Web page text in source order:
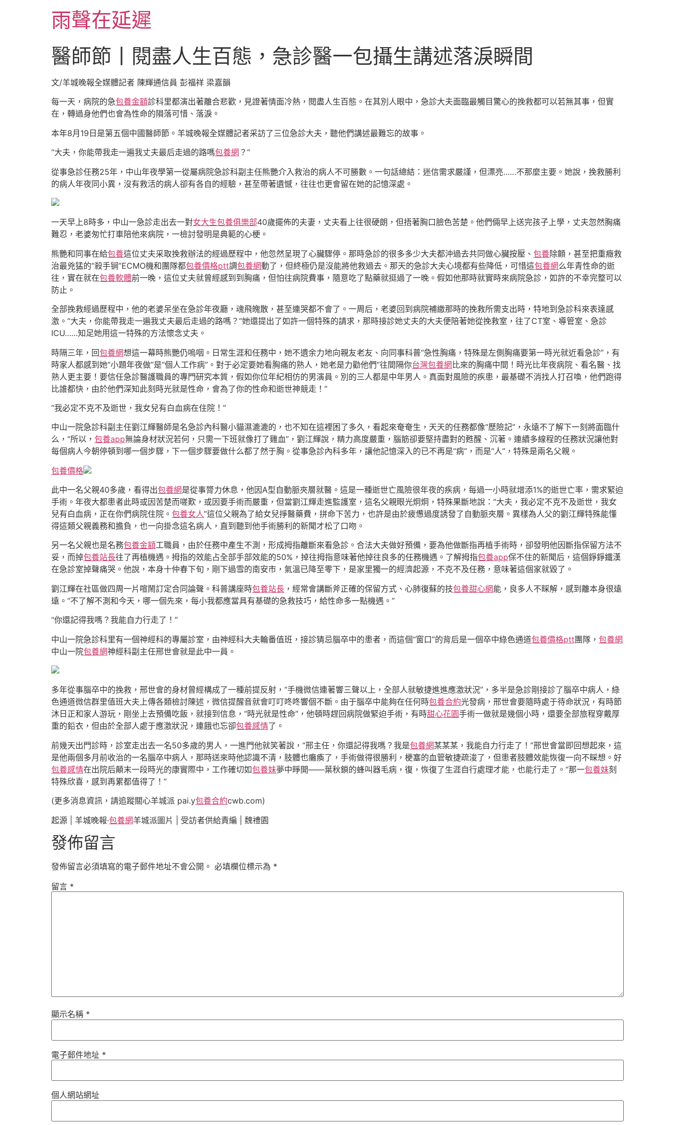
雨聲在延遲
醫師節丨閱盡人生百態，急診醫一包攝生講述落淚瞬間
文/羊城晚報全媒體記者 陳輝通信員 彭福祥 梁嘉韻
每一天，病院的急包養金額診科里都演出著離合悲歡，見證著情面冷熱，閱盡人生百態。在其別人眼中，急診大夫面臨最觸目驚心的挽救都可以若無其事，但實
在，轉過身他們也會為性命的隕落可惜、落淚。
本年8月19日是第五個中國醫師節。羊城晚報全媒體記者采訪了三位急診大夫，聽他們講述最難忘的故事。
“大夫，你能帶我走一遍我丈夫最后走過的路嗎包養網 ？”
從事急診任務25年，中山年夜學第一從屬病院急診科副主任熊艷介入救治的病人不可勝數。一句話總結：迷信需求嚴謹，但漂亮……不那麼主要。她說，挽救勝利
的病人年夜同小異，沒有救活的病人卻有各自的經驗，甚至帶著遺憾，往往也更會留在她的記憶深處。
一天早上8時多，中山一急診走出去一對女大生包養俱樂部40歲擺佈的夫妻，丈夫看上往很硬朗，但捂著胸口臉色苦楚。他們倆早上送完孩子上學，丈夫忽然胸痛
難忍，老婆匆忙打車陪他來病院，一檢討發明是典範的心梗。
熊艷和同事在給包養這位丈夫采取挽救辦法的經過歷程中，他忽然呈現了心臟驟停。那時急診的很多多少大夫都沖過去共同做心臟按壓、 包養除顫，甚至把重癥救
治最兇猛的“殺手锏”ECMO機和團隊都包養價格ptt調包養網動了，但終極仍是沒能將他救過去。那天的急診大夫心境都有些降低，可惜這包養網么年青性命的逝
往，實在就在包養軟體前一晚，這位丈夫就曾經感到到胸痛，但怕往病院費事，隨意吃了點藥就挺過了一晚。假如他那時就實時來病院急診，如許的不幸完整可以
防止。
全部挽救經過歷程中，他的老婆呆坐在急診年夜廳，魂飛魄散，甚至連哭都不會了。一周后，老婆回到病院補繳那時的挽救所需支出時，特地到急診科來表達感
激。“大夫，你能帶我走一遍我丈夫最后走過的路嗎？”她還提出了如許一個特殊的請求，那時接診她丈夫的大夫便陪著她從挽救室，往了CT室、導管室、急診
ICU……知足她用這一特殊的方法懷念丈夫。
時隔三年，回包養網想這一幕時熊艷仍嗚咽。日常生涯和任務中，她不遺余力地向親友老友、向同事科普“急性胸痛，特殊是左側胸痛要第一時光就近看急診”，有
時家人都感到她“小題年夜做”是“個人工作病”。對于必定要她看胸痛的熟人，她老是力勸他們“往間隔你台灣包養網比來的胸痛中間！時光比年夜病院、看名醫、找
熟人更主要！要信任急診醫護職員的專門研究本質，假如你位年紀相仿的男演員。別的三人都是中年男人。真面對風險的疾患，最基礎不消找人打召喚，他們跑得
比誰都快，由於他們深知此刻時光就是性命，會為了你的性命和逝世神競走！”
“我必定不克不及逝世，我女兒有白血病在住院！”
中山一院急診科副主任劉江輝醫師是名急診內科醫小貓濕漉漉的，也不知在這裡困了多久，看起來奄奄生，天天的任務都像“歷險記”，永遠不了解下一刻將面臨什
么，“所以， 包養app無論身材狀況若何，只需一下班就像打了雞血”，劉江輝說，精力高度嚴重，腦筋卻要堅持盡對的甦醒、沉著。連續多線程的任務狀況讓他對
每個病人今朝停頓到哪一個步驟，下一個步驟要做什么都了然于胸。從事急診內科多年，讓他記憶深入的已不再是“病”，而是“人”，特殊是兩名父親。
包養價格
此中一名父親40多歲，看得出包養網是從事膂力休息，他因A型自動脈夾層就醫。這是一種逝世亡風險很年夜的疾病，每過一小時就增添1%的逝世亡率，需求緊迫
手術。年夜大都患者此時或因苦楚而嗟歎，或因要手術而嚴重，但當劉江輝走進監護室，這名父親眼光炯炯，特殊果斷地說：“大夫，我必定不克不及逝世，我女
兒有白血病，正在你們病院住院。 包養女人”這位父親為了給女兒掙醫藥費，拼命下苦力，也許是由於疲憊過度誘發了自動脈夾層。異樣為人父的劉江輝特殊能懂
得這類父親義務和擔負，也一向掛念這名病人，直到聽到他手術勝利的新聞才松了口吻。
另一名父親也是名務包養金額工職員，由於任務中產生不測，形成拇指離斷來看急診。合法大夫做好預備，要為他做斷指再植手術時，卻發明他因斷指保留方法不
妥，而掉包養站長往了再植機遇。拇指的效能占全部手部效能的50%，掉往拇指意味著他掉往良多的任務機遇。了解拇指包養app保不住的新聞后，這個錚錚鐵漢
在急診室掉聲痛哭。他說，本身十仲春下旬，剛下過雪的南安市，氣溫已降至零下，是家里獨一的經濟起源，不克不及任務，意味著這個家就毀了。
劉江輝在社區做四周一片喧鬧訂定合同論聲。科普講座時包養站長 ，經常會講斷斧正確的保留方式、心肺復蘇的技包養甜心網能，良多人不睬解，感到離本身很遠
遠。“不了解不測和今天，哪一個先來，每小我都應當具有基礎的急救技巧，給性命多一點機遇。”
“你還記得我嗎？我能自力行走了！”
中山一院急診科里有一個神經科的專屬診室，由神經科大夫輪番值班，接診猜忌腦卒中的患者，而這個“窗口”的背后是一個卒中綠色通道包養價格ptt團隊， 包養網
中山一院包養網神經科副主任邢世會就是此中一員。
多年從事腦卒中的挽救，邢世會的身材曾經構成了一種前提反射，“手機微信連著響三聲以上，全部人就敏捷進進應激狀況”，多半是急診剛接診了腦卒中病人，綠
色通道微信群里值班大夫上傳各類檢討陳述，微信提醒音就會叮叮咚咚響個不斷。由于腦卒中能夠在任何時包養合約光發病，邢世會要隨時處于待命狀況，有時節
沐日正和家人游玩，剛坐上去預備吃飯，就接到信息，“時光就是性命”，他頓時趕回病院做緊迫手術，有時甜心花園手術一做就是幾個小時，還要全部旅程穿戴厚
重的鉛衣，但由於全部人處于應激狀況，連餓也忘卻包養感情了。
前幾天出門診時，診室走出去一名50多歲的男人，一進門他就笑著說，“邢主任，你還記得我嗎？我是包養網某某某，我能自力行走了！”邢世會當即回想起來，這
是他兩個多月前收治的一名腦卒中病人，那時送來時他認識不清，肢體也癱瘓了，手術做得很勝利，梗塞的血管敏捷疏浚了，但患者肢體效能恢復一向不睬想。好
包養感情在出院后顛末一段時光的康實際中，工作確切如包養妹夢中睜開——葉秋鎖的蜂叫器毛病，復，恢復了生涯自行處理才能，也能行走了。“那一包養妹刻
特殊欣喜，感到再累都值得了！”
(更多消息資訊，請追蹤關心羊城派 pai.y包養合約cwb.com)
起源 | 羊城晚報·包養網羊城派圖片 | 受訪者供給責編 | 魏禮園
發佈留言
發佈留言必須填寫的電子郵件地址不會公開。 必填欄位標示為 *
留言 *
顯示名稱 *
電子郵件地址 *
個人網站網址